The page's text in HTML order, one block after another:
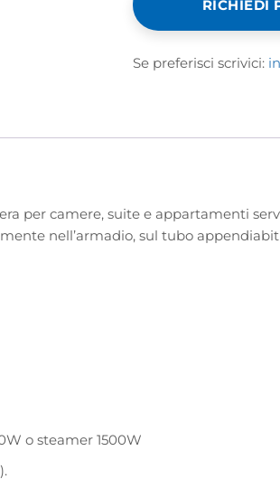
RICHIEDI
Se preferisci scrivici:
per camere, suite e appartamenti
nell’armadio, sul tubo
o steamer 1500W